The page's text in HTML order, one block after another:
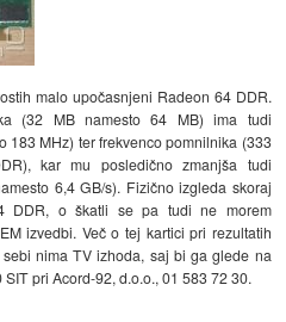
malo upočasnjeni Radeon 64 DDR.
(32 MB namesto 64 MB) ima tudi
183 MHz) ter frekvenco pomnilnika (333
kar mu posledično zmanjša tudi
6,4 GB/s). Fizično izgleda skoraj
DDR, o škatli se pa tudi ne morem
izvedbi. Več o tej kartici pri rezultatih
nima TV izhoda, saj bi ga glede na
pri Acord-92, d.o.o., 01 583 72 30.